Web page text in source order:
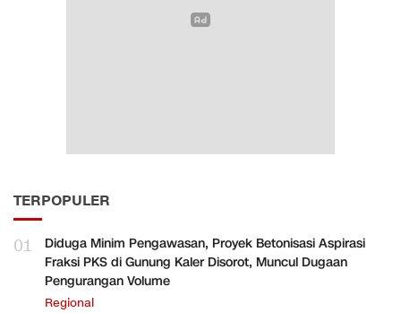
TERPOPULER
01
Diduga Minim Pengawasan, Proyek Betonisasi Aspirasi
Fraksi PKS di Gunung Kaler Disorot, Muncul Dugaan
Pengurangan Volume
Regional